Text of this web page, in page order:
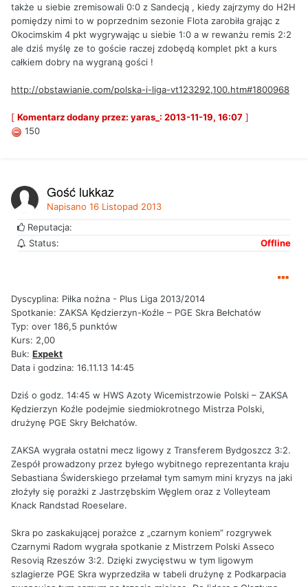
także u siebie zremisowali 0:0 z Sandecją , kiedy zajrzymy do H2H
pomiędzy nimi to w poprzednim sezonie Flota zarobiła grając z
Okocimskim 4 pkt wygrywając u siebie 1:0 a w rewanżu remis 2:2
ale dziś myślę ze to goście raczej zdobędą komplet pkt a kurs
całkiem dobry na wygraną gości !
http://obstawianie.com/polska-i-liga-vt123292,100.htm#1800968
[ Komentarz dodany przez: yaras_: 2013-11-19, 16:07 ]
150
Gość lukkaz
Napisano 16 Listopad 2013
Reputacja:
Status:
Offline
Dyscyplina: Piłka nożna - Plus Liga 2013/2014
Spotkanie: ZAKSA Kędzierzyn-Koźle – PGE Skra Bełchatów
Typ: over 186,5 punktów
Kurs: 2,00
Buk: Expekt
Data i godzina: 16.11.13 14:45
Dziś o godz. 14:45 w HWS Azoty Wicemistrzowie Polski – ZAKSA
Kędzierzyn Koźle podejmie siedmiokrotnego Mistrza Polski,
drużynę PGE Skry Bełchatów.
ZAKSA wygrała ostatni mecz ligowy z Transferem Bydgoszcz 3:2.
Zespół prowadzony przez byłego wybitnego reprezentanta kraju
Sebastiana Świderskiego przełamał tym samym mini kryzys na jaki
złożyły się porażki z Jastrzębskim Węglem oraz z Volleyteam
Knack Randstad Roeselare.
Skra po zaskakującej porażce z „czarnym koniem” rozgrywek
Czarnymi Radom wygrała spotkanie z Mistrzem Polski Asseco
Resovią Rzeszów 3:2. Dzięki zwycięstwu w tym ligowym
szlagierze PGE Skra wyprzedziła w tabeli drużynę z Podkarpacia